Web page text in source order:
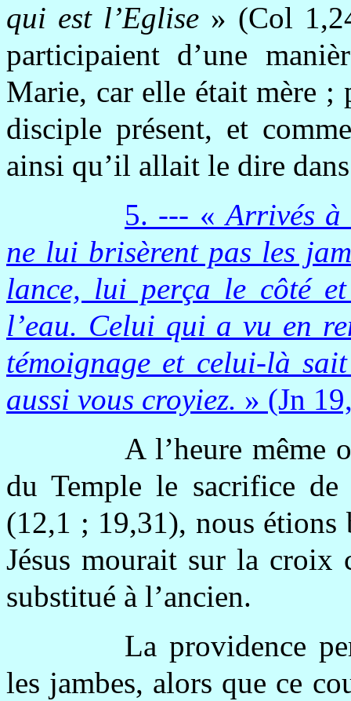
qui est l’Eglise » (Col
participaient d’une
Marie, car elle était mère ;
disciple présent, et
ainsi qu’il allait le dire
5. --- «Arrivés à
ne lui brisèrent pas les
lance, lui perça le côté
l’eau. Celui qui a vu en
témoignage et celui-là
aussi vous croyiez. » (Jn
A l’heure même
du Temple le sacrifice de
(12,1 ; 19,31), nous
Jésus mourait sur la croix
substitué à l’ancien.
La providence
les jambes, alors que ce